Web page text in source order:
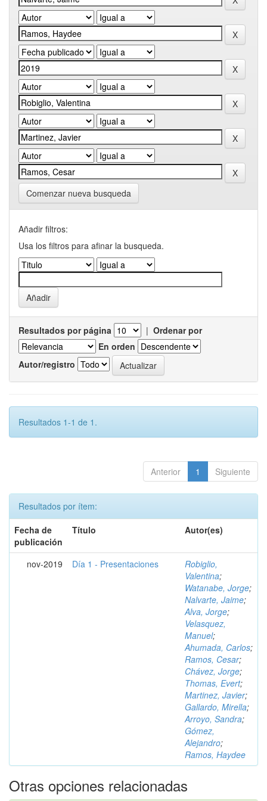
Comenzar nueva busqueda
Añadir filtros:
Usa los filtros para afinar la busqueda.
Resultados por página | Ordenar por
En orden
Autor/registro
Resultados 1-1 de 1.
Anterior 1 Siguiente
Resultados por ítem:
Fecha de
publicación
Título Autor(es)
nov-2019 Día 1 - Presentaciones
Robiglio,
Valentina;
Watanabe, Jorge;
Nalvarte, Jaime;
Alva, Jorge;
Velasquez,
Manuel;
Ahumada, Carlos;
Ramos, Cesar;
Chávez, Jorge;
Thomas, Evert;
Martinez, Javier;
Gallardo, Mirella;
Arroyo, Sandra;
Gómez,
Alejandro;
Ramos, Haydee
Otras opciones relacionadas